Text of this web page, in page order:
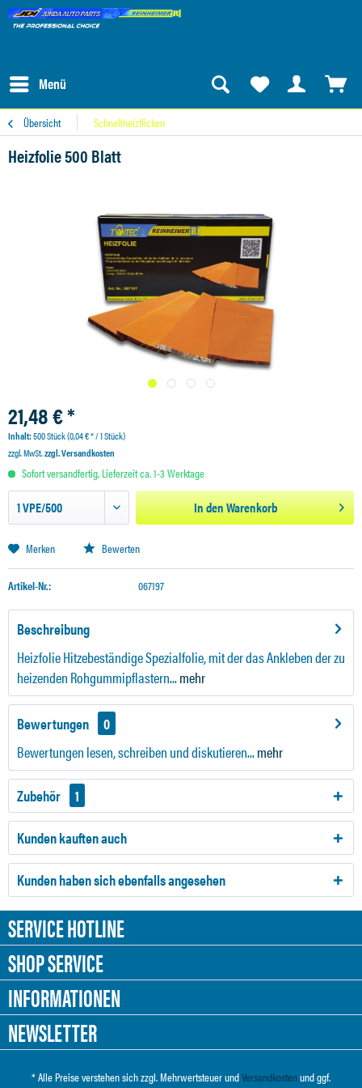
Menü
Übersicht Schnellheizflicken
Heizfolie 500 Blatt
21,48 € *
Inhalt:500 Stück (0,04 € * / 1 Stück)
zzgl. MwSt.zzgl. Versandkosten
Sofort versandfertig, Lieferzeit ca. 1-3 Werktage
In denWarenkorb
Merken Bewerten
Artikel-Nr.: 067197
Beschreibung
Heizfolie Hitzebeständige Spezialfolie, mit der das Ankleben der zu
heizenden Rohgummipflastern...mehr
Bewertungen
0
Bewertungen lesen, schreiben und diskutieren...mehr
Zubehör 1
Kunden kauften auch
Kunden haben sich ebenfalls angesehen
SERVICE HOTLINE
SHOP SERVICE
INFORMATIONEN
NEWSLETTER
* Alle Preise verstehen sich zzgl. Mehrwertsteuer undVersandkostenund ggf.